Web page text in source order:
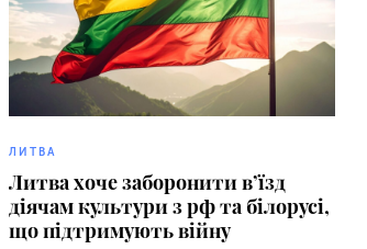
ЛИТВА
Литва хоче заборонити в’їзд
діячам культури з рф та білорусі,
що підтримують війну